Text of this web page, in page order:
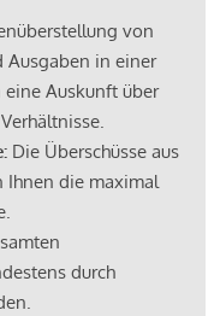
von
Ausgaben in einer
Auskunft über
Die Überschüsse aus
Ihnen die maximal
durch